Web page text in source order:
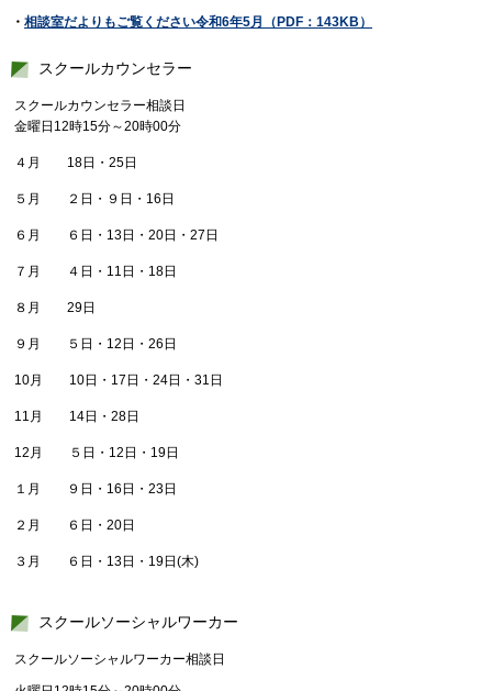
・ 相談室だよりもご覧ください令和6年5月（PDF：143KB）
スクールカウンセラー
スクールカウンセラー相談日
金曜日12時15分～20時00分
４月 18日・25日
５月 ２日・９日・16日
６月 ６日・13日・20日・27日
７月 ４日・11日・18日
８月 29日
９月 ５日・12日・26日
10月 10日・17日・24日・31日
11月 14日・28日
12月 ５日・12日・19日
１月 ９日・16日・23日
２月 ６日・20日
３月 ６日・13日・19日(木)
スクールソーシャルワーカー
スクールソーシャルワーカー相談日